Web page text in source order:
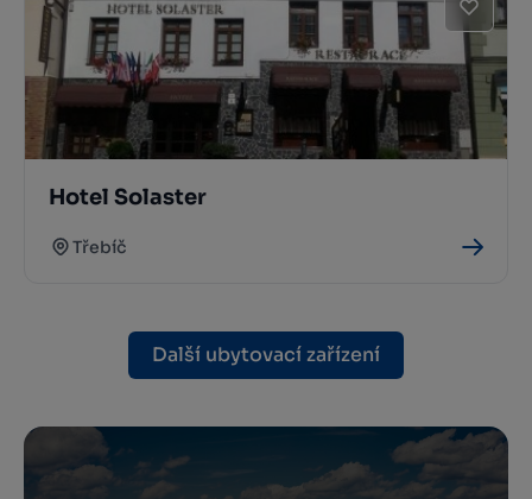
Hotel Solaster
Třebíč
Další ubytovací zařízení